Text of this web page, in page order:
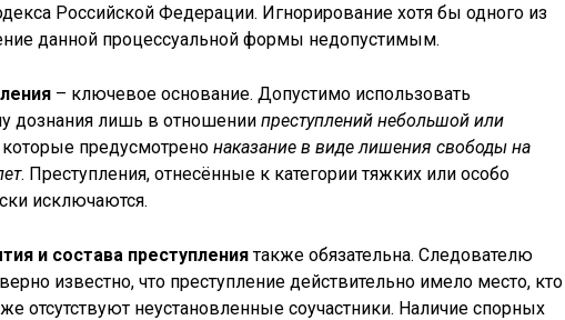
Российской Федерации. Игнорирование хотя бы одного из
данной процессуальной формы недопустимым.
– ключевое основание. Допустимо использовать
дознания лишь в отношении преступлений небольшой или
которые предусмотрено наказание в виде лишения свободы на
. Преступления, отнесённые к категории тяжких или особо
исключаются.
и состава преступлениятакже обязательна. Следователю
известно, что преступление действительно имело место, кто
отсутствуют неустановленные соучастники. Наличие спорных